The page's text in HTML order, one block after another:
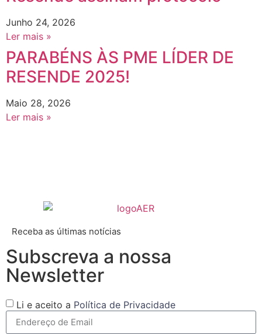
Junho 24, 2026
Ler mais »
PARABÉNS ÀS PME LÍDER DE
RESENDE 2025!
Maio 28, 2026
Ler mais »
Receba as últimas notícias
Subscreva a nossa
Newsletter
Li e aceito a Política de Privacidade